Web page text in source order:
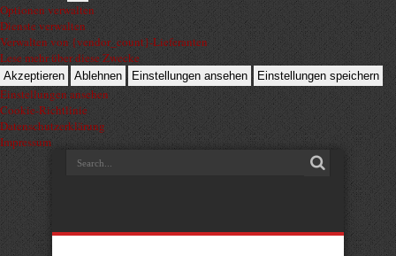
Optionen verwalten
Dienste verwalten
Verwalten von {vendor_count}-Lieferanten
Lese mehr über diese Zwecke
Akzeptieren Ablehnen Einstellungen ansehen Einstellungen speichern
Einstellungen ansehen
Cookie-Richtlinie
Datenschutzerklärung
Impressum